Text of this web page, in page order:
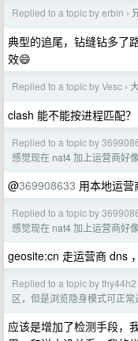
Replied to a topic by erbin ›
典型的追尾，钻缝钻多了
效😄
Replied to a topic by Vesc ›
clash 能不能按进程匹配
Replied to a topic by
感觉现在 nat4 加上运营商好
@369908633 用本地运营
Replied to a topic by
感觉现在 nat4 加上运营商好
geosite:cn 走运营商 dns
Replied to a topic by thy44h2
区，但是浏览隐身模式可正
应该是增加了检测手段，